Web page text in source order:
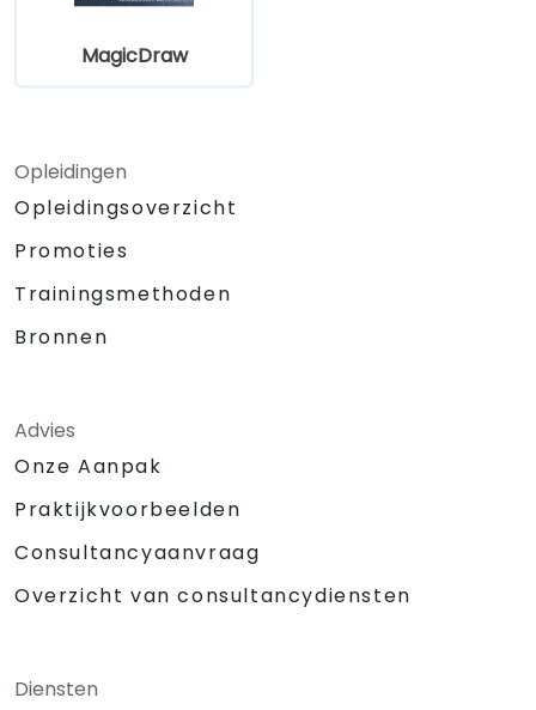
MagicDraw
Opleidingen
Opleidingsoverzicht
Promoties
Trainingsmethoden
Bronnen
Advies
Onze Aanpak
Praktijkvoorbeelden
Consultancyaanvraag
Overzicht van consultancydiensten
Diensten